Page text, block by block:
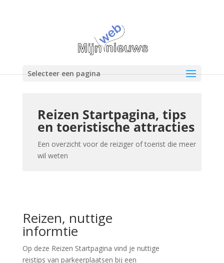
Selecteer een pagina
Reizen Startpagina, tips
en toeristische attracties
Een overzicht voor de reiziger of toerist die meer
wil weten
Reizen, nuttige
informtie
Op deze Reizen Startpagina vind je nuttige
reistips van parkeerplaatsen bij een